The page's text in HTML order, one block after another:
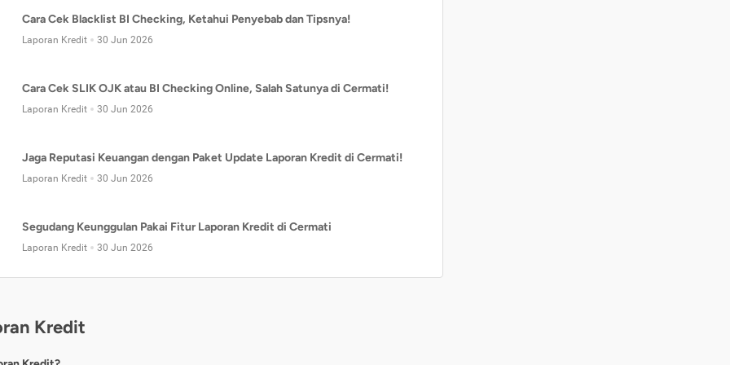
Cara Cek Blacklist BI Checking, Ketahui Penyebab dan Tipsnya!
Laporan Kredit 30 Jun 2026
Cara Cek SLIK OJK atau BI Checking Online, Salah Satunya di Cermati!
Laporan Kredit 30 Jun 2026
Jaga Reputasi Keuangan dengan Paket Update Laporan Kredit di Cermati!
Laporan Kredit 30 Jun 2026
Segudang Keunggulan Pakai Fitur Laporan Kredit di Cermati
Laporan Kredit 30 Jun 2026
Kredit